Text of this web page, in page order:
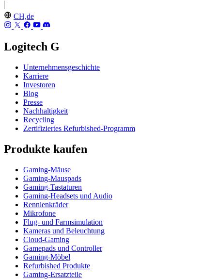
CH,de
Logitech G
Unternehmensgeschichte
Karriere
Investoren
Blog
Presse
Nachhaltigkeit
Recycling
Zertifiziertes Refurbished-Programm
Produkte kaufen
Gaming-Mäuse
Gaming-Mauspads
Gaming-Tastaturen
Gaming-Headsets und Audio
Rennlenkräder
Mikrofone
Flug- und Farmsimulation
Kameras und Beleuchtung
Cloud-Gaming
Gamepads und Controller
Gaming-Möbel
Refurbished Produkte
Gaming-Ersatzteile